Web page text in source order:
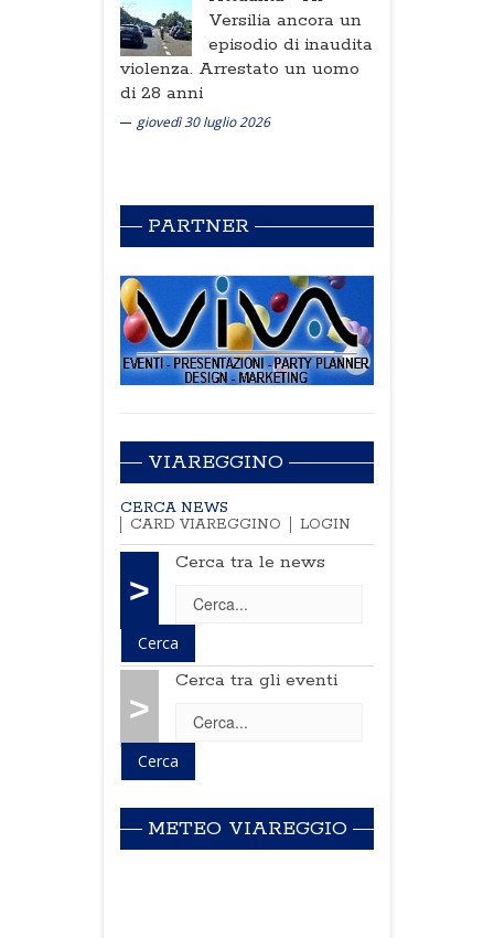
Versilia ancora un
episodio di inaudita
violenza. Arrestato un uomo
di 28 anni
giovedì 30 luglio 2026
PARTNER
VIAREGGINO
CERCA NEWS
CARD VIAREGGINO
LOGIN
>
Cerca tra le news
>
Cerca tra gli eventi
METEO VIAREGGIO